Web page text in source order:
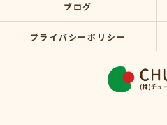
ブログ
プライバシーポリシー